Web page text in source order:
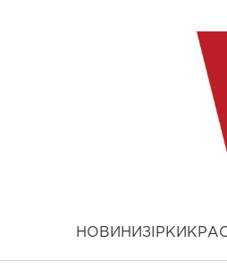
НОВИНИ ЗІРКИ